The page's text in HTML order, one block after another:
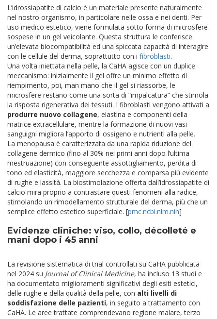
L’idrossiapatite di calcio è un materiale presente naturalmente
nel nostro organismo, in particolare nelle ossa e nei denti. Per
uso medico estetico, viene formulata sotto forma di microsfere
sospese in un gel veicolante. Questa struttura le conferisce
un’elevata biocompatibilità ed una spiccata capacità di interagire
con le cellule del derma, soprattutto con i fibroblasti.
Una volta iniettata nella pelle, la CaHA agisce con un duplice
meccanismo: inizialmente il gel offre un minimo effetto di
riempimento, poi, man mano che il gel si riassorbe, le
microsfere restano come una sorta di “impalcatura” che stimola
la risposta rigenerativa dei tessuti. I fibroblasti vengono attivati a
produrre nuovo collagene, elastina e componenti della
matrice extracellulare, mentre la formazione di nuovi vasi
sanguigni migliora l’apporto di ossigeno e nutrienti alla pelle.
La menopausa è caratterizzata da una rapida riduzione del
collagene dermico (fino al 30% nei primi anni dopo l’ultima
mestruazione) con conseguente assottigliamento, perdita di
tono ed elasticità, maggiore secchezza e comparsa più evidente
di rughe e lassità. La biostimolazione offerta dall’idrossiapatite di
calcio mira proprio a contrastare questi fenomeni alla radice,
stimolando un rimodellamento strutturale del derma, più che un
semplice effetto estetico superficiale. [pmc.ncbi.nlm.nih]​
Evidenze cliniche: viso, collo, décolleté e
mani dopo i 45 anni
La revisione sistematica di trial controllati su CaHA pubblicata
nel 2024 su Journal of Clinical Medicine, ha incluso 13 studi e
ha documentato miglioramenti significativi degli esiti estetici,
delle rughe e della qualità della pelle, con alti livelli di
soddisfazione delle pazienti, in seguito a trattamento con
CaHA. Le aree trattate comprendevano regione malare, terzo